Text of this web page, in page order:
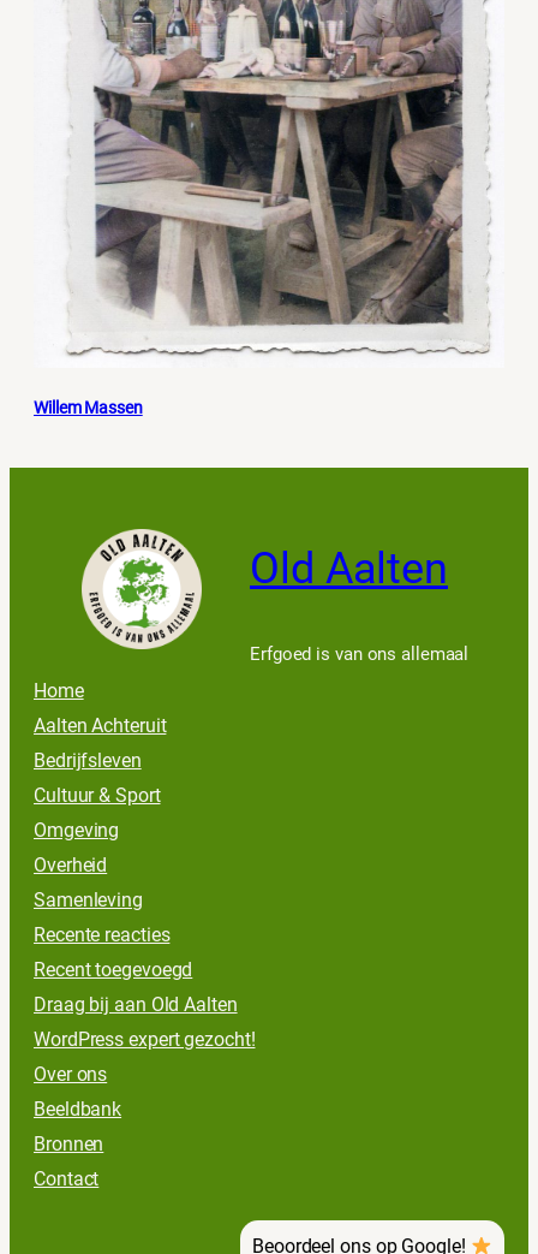
Willem Massen
Old Aalten
Erfgoed is van ons allemaal
Home
Aalten Achteruit
Bedrijfsleven
Cultuur & Sport
Omgeving
Overheid
Samenleving
Recente reacties
Recent toegevoegd
Draag bij aan Old Aalten
WordPress expert gezocht!
Over ons
Beeldbank
Bronnen
Contact
Beoordeel ons op Google!